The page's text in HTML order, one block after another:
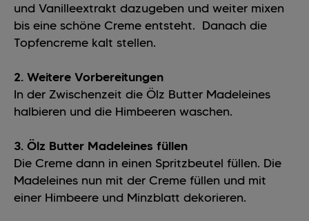
und Vanilleextrakt dazugeben und weiter mixen
bis eine schöne Creme entsteht. Danach die
Topfencreme kalt stellen.
2. Weitere Vorbereitungen
In der Zwischenzeit die Ölz Butter Madeleines
halbieren und die Himbeeren waschen.
3. Ölz Butter Madeleines füllen
Die Creme dann in einen Spritzbeutel füllen. Die
Madeleines nun mit der Creme füllen und mit
einer Himbeere und Minzblatt dekorieren.